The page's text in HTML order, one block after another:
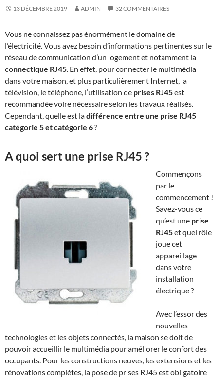
13 DÉCEMBRE 2019 ADMIN 32 COMMENTAIRES
Vous ne connaissez pas énormément le domaine de
l’électricité. Vous avez besoin d’informations pertinentes sur le
réseau de communication d’un logement et notamment la
connectique RJ45. En effet, pour connecter le multimédia
dans votre maison, et plus particulièrement Internet, la
télévision, le téléphone, l’utilisation de prises RJ45est
recommandée voire nécessaire selon les travaux réalisés.
Cependant, quelle est ladifférence entre une prise RJ45
catégorie 5 et catégorie 6?
A quoi sert une prise RJ45 ?
Commençons
par le
commencement !
Savez-vous ce
qu’est une prise
RJ45et quel rôle
joue cet
appareillage
dans votre
installation
électrique ?
Avec l’essor des
nouvelles
technologies et les objets connectés, la maison se doit de
pouvoir accueillir le multimédia pour améliorer le confort des
occupants. Pour les constructions neuves, les extensions et les
rénovations complètes, la pose de prises RJ45 est obligatoire